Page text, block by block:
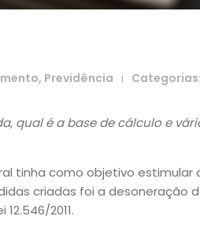
, Previdência | Categorias:
qual é a base de cálculo e
tinha como objetivo estimular
criadas foi a desoneração
12.546/2011.